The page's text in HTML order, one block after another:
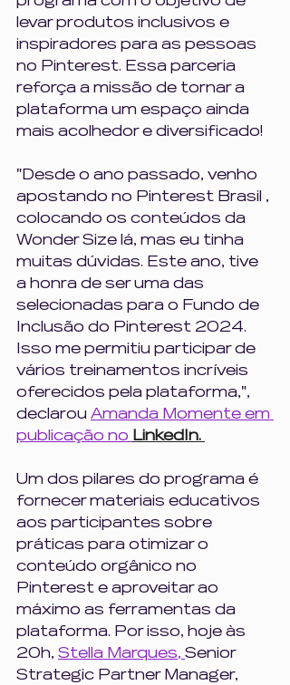
levar produtos inclusivos e
inspiradores para as pessoas
no Pinterest. Essa parceria
reforça a missão de tornar a
plataforma um espaço ainda
mais acolhedor e diversificado!
"Desde o ano passado, venho
apostando no Pinterest Brasil ,
colocando os conteúdos da
Wonder Size lá, mas eu tinha
muitas dúvidas. Este ano, tive
a honra de ser uma das
selecionadas para o Fundo de
Inclusão do Pinterest 2024.
Isso me permitiu participar de
vários treinamentos incríveis
oferecidos pela plataforma,",
declarou Amanda Momente em
publicação no LinkedIn.
Um dos pilares do programa é
fornecer materiais educativos
aos participantes sobre
práticas para otimizar o
conteúdo orgânico no
Pinterest e aproveitar ao
máximo as ferramentas da
plataforma. Por isso, hoje às
20h, Stella Marques, Senior
Strategic Partner Manager,